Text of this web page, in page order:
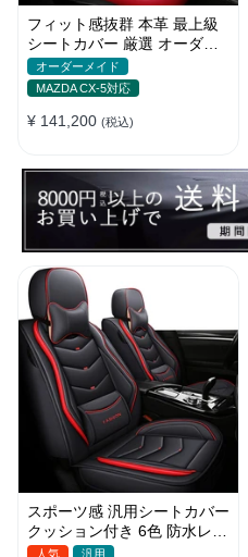
フィット感抜群 本革 最上級
シートカバー 厳選 オーダー
メイド 防水 汚れ防止 全席セ
ット
オーダーメイド
MAZDA CX-5対応
¥ 141,200 (税込)
スポーツ感 汎用シートカバー
クッション付き 6色 防水レザ
ー 取付簡単 軽/普自動車
人気
汎用